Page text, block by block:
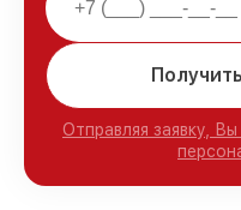
Отправляя заявку,